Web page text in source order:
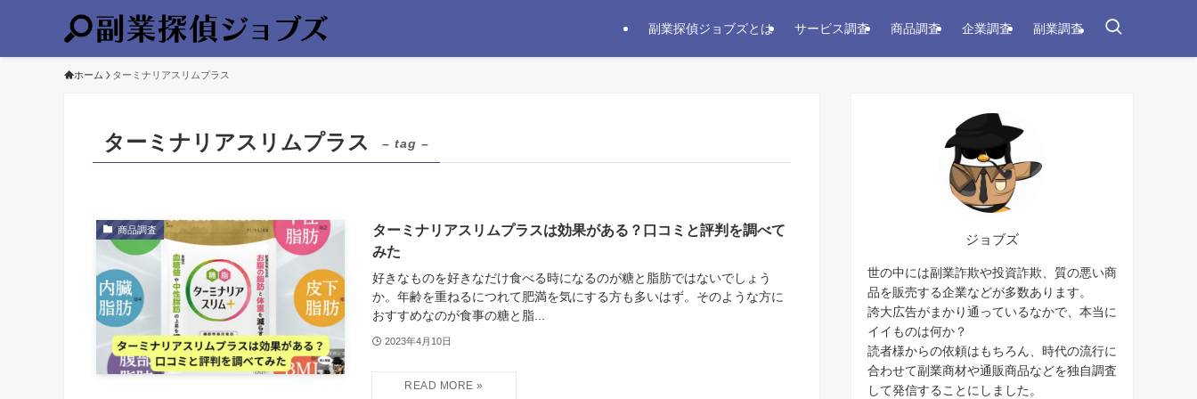
副業探偵ジョブズとは サービス調査 商品調査 企業調査 副業調査
ホーム ターミナリアスリムプラス
ターミナリアスリムプラス – tag –
商品調査
ターミナリアスリムプラスは効果がある？口コミと評判を調べて
みた
好きなものを好きなだけ食べる時になるのが糖と脂肪ではないでしょう
か。年齢を重ねるにつれて肥満を気にする方も多いはず。そのような方に
おすすめなのが食事の糖と脂...
2023年4月10日
ジョブズ
世の中には副業詐欺や投資詐欺、質の悪い商
品を販売する企業などが多数あります。
誇大広告がまかり通っているなかで、本当に
イイものは何か？
読者様からの依頼はもちろん、時代の流行に
合わせて副業商材や通販商品などを独自調査
して発信することにしました。